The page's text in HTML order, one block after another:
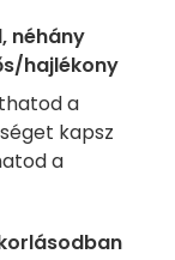
néhány
hajlékony
a
kapsz
a